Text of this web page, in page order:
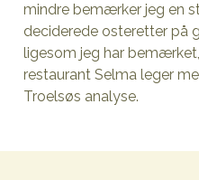
mindre bemærker jeg en
deciderede osteretter på
ligesom jeg har
restaurant Selma leger
Troelsøs analyse.